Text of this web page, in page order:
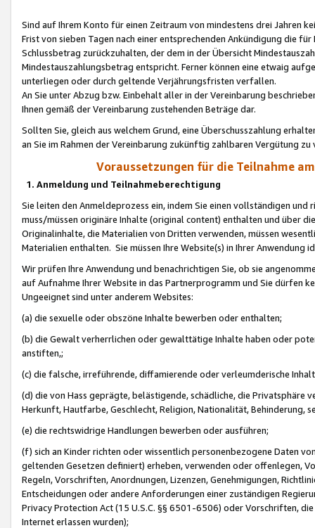
Sind auf Ihrem Konto für einen Zeitraum von mindestens drei Jahren
Frist von sieben Tagen nach einer entsprechenden Ankündigung die
Schlussbetrag zurückzuhalten, der dem in der Übersicht
Mindestauszahlungsbetrag entspricht. Ferner können eine etwaig
unterliegen oder durch geltende Verjährungsfristen verfallen.
An Sie unter Abzug bzw. Einbehalt aller in der Vereinbarung
Ihnen gemäß der Vereinbarung zustehenden Beträge dar.
Sollten Sie, gleich aus welchem Grund, eine Überschusszahlung
an Sie im Rahmen der Vereinbarung zukünftig zahlbaren Vergütung zu
Voraussetzungen für die Teilnahme
1. Anmeldung und Teilnahmeberechtigung
Sie leiten den Anmeldeprozess ein, indem Sie einen vollständigen
muss/müssen originäre Inhalte (original content) enthalten und über
Originalinhalte, die Materialien von Dritten verwenden, müssen
Materialien enthalten. Sie müssen Ihre Website(s) in Ihrer Anwendung
Wir prüfen Ihre Anwendung und benachrichtigen Sie, ob sie
auf Aufnahme Ihrer Website in das Partnerprogramm und Sie dürfen
Ungeeignet sind unter anderem Websites:
(a) die sexuelle oder obszöne Inhalte bewerben oder enthalten;
(b) die Gewalt verherrlichen oder gewalttätige Inhalte haben oder
anstiften,;
(c) die falsche, irreführende, diffamierende oder verleumderische
(d) die von Hass geprägte, belästigende, schädliche, die Privatsphäre
Herkunft, Hautfarbe, Geschlecht, Religion, Nationalität, Behinderung,
(e) die rechtswidrige Handlungen bewerben oder ausführen;
(f) sich an Kinder richten oder wissentlich personenbezogene Daten
geltenden Gesetzen definiert) erheben, verwenden oder offenlegen,
Regeln, Vorschriften, Anordnungen, Lizenzen, Genehmigungen,
Entscheidungen oder andere Anforderungen einer zuständigen
Privacy Protection Act (15 U.S.C. §§ 6501-6506) oder Vorschriften,
Internet erlassen wurden);